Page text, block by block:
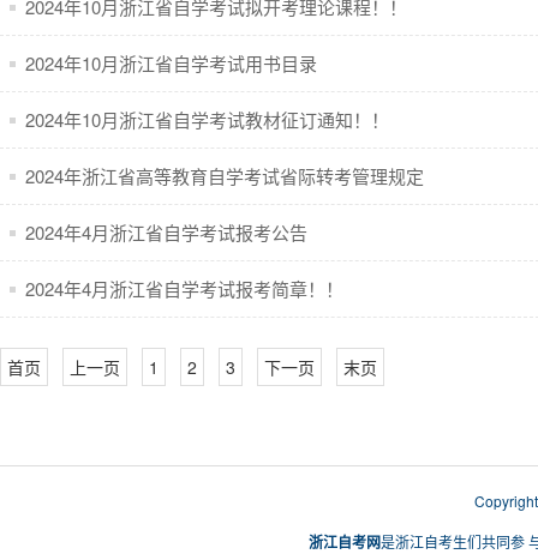
2024年10月浙江省自学考试拟开考理论课程！！
2024年10月浙江省自学考试用书目录
2024年10月浙江省自学考试教材征订通知！！
2024年浙江省高等教育自学考试省际转考管理规定
2024年4月浙江省自学考试报考公告
2024年4月浙江省自学考试报考简章！！
首页 上一页 1 2 3 下一页 末页
浙江自考网是浙江自考生们共同参